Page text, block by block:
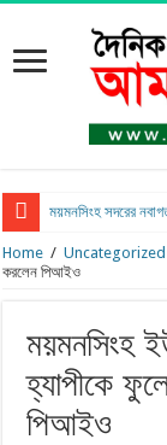
ময়মনসিংহ সদরের
Home / Uncategorized
করলেন পিআইও
ময়মনসিংহ
হ্যাপীকে
পিআইও